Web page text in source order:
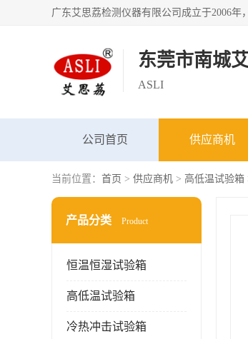
东莞市南城
ASLI
公司首页 供应商机
当前位置： 首页 > 供应商机 > 高低温试验箱
产品分类 Product
恒温恒湿试验箱
高低温试验箱
冷热冲击试验箱